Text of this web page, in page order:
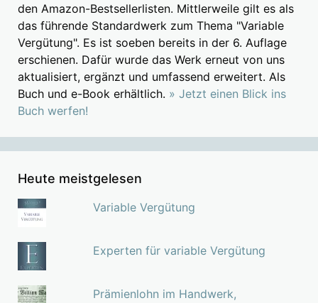
den Amazon-Bestsellerlisten. Mittlerweile gilt es als
das führende Standardwerk zum Thema "Variable
Vergütung". Es ist soeben bereits in der 6. Auflage
erschienen. Dafür wurde das Werk erneut von uns
aktualisiert, ergänzt und umfassend erweitert. Als
Buch und e-Book erhältlich. » Jetzt einen Blick ins
Buch werfen!
Heute meistgelesen
Variable Vergütung
Experten für variable Vergütung
Prämienlohn im Handwerk,